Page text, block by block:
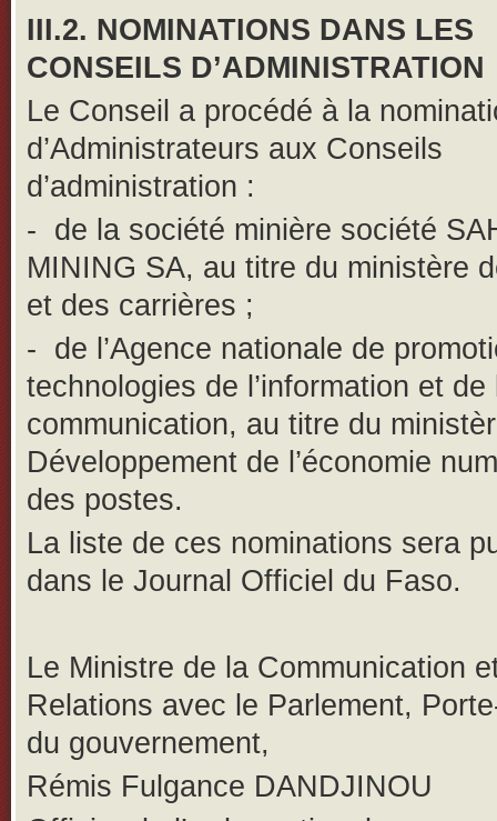
III.2. NOMINATIONS DANS LES
CONSEILS D’ADMINISTRATION
Le Conseil a procédé à la
d’Administrateurs aux Conseils
d’administration :
- de la société minière société
MINING SA, au titre du ministère
et des carrières ;
- de l’Agence nationale de
technologies de l’information et de
communication, au titre du
Développement de l’économie
des postes.
La liste de ces nominations sera
dans le Journal Officiel du Faso.
Le Ministre de la Communication
Relations avec le Parlement,
du gouvernement,
Rémis Fulgance DANDJINOU